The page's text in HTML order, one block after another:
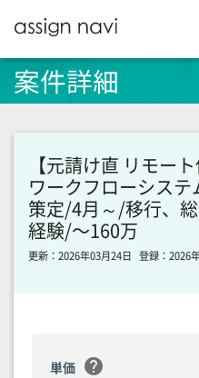
案件詳細
【元請け直 リモー
ワークフローシス
策定/4月～/移行、
経験/〜160万
更新：2026年03月24日 登録：2026
単価 help